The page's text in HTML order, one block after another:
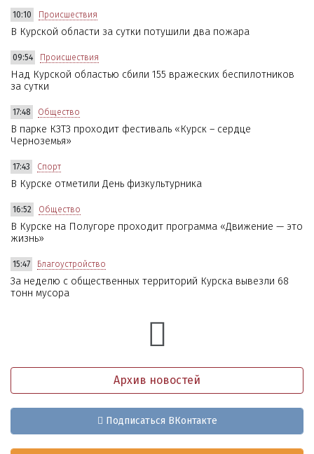
10:10 Происшествия
В Курской области за сутки потушили два пожара
09:54 Происшествия
Над Курской областью сбили 155 вражеских беспилотников
за сутки
17:48 Общество
В парке КЗТЗ проходит фестиваль «Курск – сердце
Черноземья»
17:43 Спорт
В Курске отметили День физкультурника
16:52 Общество
В Курске на Полугоре проходит программа «Движение — это
жизнь»
15:47 Благоустройство
За неделю с общественных территорий Курска вывезли 68
тонн мусора
Архив новостей
Подписаться ВКонтакте